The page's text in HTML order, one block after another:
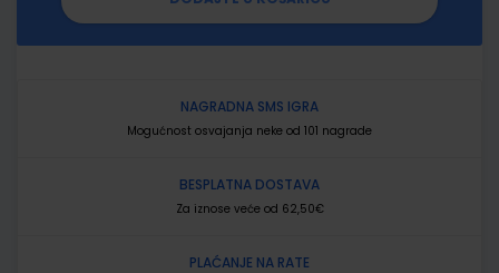
NAGRADNA SMS IGRA
Mogućnost osvajanja neke od 101 nagrade
BESPLATNA DOSTAVA
Za iznose veće od 62,50€
PLAĆANJE NA RATE